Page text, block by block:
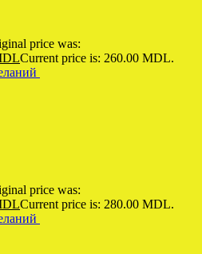
price was:
Current price is: 260.00 MDL.
price was:
Current price is: 280.00 MDL.